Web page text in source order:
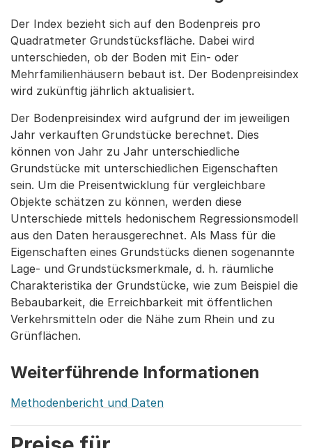
Der Index bezieht sich auf den Bodenpreis pro
Quadratmeter Grundstücksfläche. Dabei wird
unterschieden, ob der Boden mit Ein- oder
Mehrfamilienhäusern bebaut ist. Der Bodenpreisindex
wird zukünftig jährlich aktualisiert.
Der Bodenpreisindex wird aufgrund der im jeweiligen
Jahr verkauften Grundstücke berechnet. Dies
können von Jahr zu Jahr unterschiedliche
Grundstücke mit unterschiedlichen Eigenschaften
sein. Um die Preisentwicklung für vergleichbare
Objekte schätzen zu können, werden diese
Unterschiede mittels hedonischem Regressionsmodell
aus den Daten herausgerechnet. Als Mass für die
Eigenschaften eines Grundstücks dienen sogenannte
Lage- und Grundstücksmerkmale, d. h. räumliche
Charakteristika der Grundstücke, wie zum Beispiel die
Bebaubarkeit, die Erreichbarkeit mit öffentlichen
Verkehrsmitteln oder die Nähe zum Rhein und zu
Grünflächen.
Weiterführende Informationen
Methodenbericht und Daten